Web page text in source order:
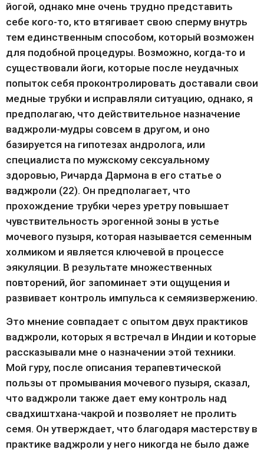
йогой, однако мне очень трудно представить
себе кого-то, кто втягивает свою сперму внутрь
тем единственным способом, который возможен
для подобной процедуры. Возможно, когда-то и
существовали йоги, которые после неудачных
попыток себя проконтролировать доставали свои
медные трубки и исправляли ситуацию, однако, я
предполагаю, что действительное назначение
ваджроли-мудры совсем в другом, и оно
базируется на гипотезах андролога, или
специалиста по мужскому сексуальному
здоровью, Ричарда Дармона в его статье о
ваджроли (22). Он предполагает, что
прохождение трубки через уретру повышает
чувствительность эрогенной зоны в устье
мочевого пузыря, которая называется семенным
холмиком и является ключевой в процессе
эякуляции. В результате множественных
повторений, йог запоминает эти ощущения и
развивает контроль импульса к семяизвержению.
Это мнение совпадает с опытом двух практиков
ваджроли, которых я встречал в Индии и которые
рассказывали мне о назначении этой техники.
Мой гуру, после описания терапевтической
пользы от промывания мочевого пузыря, сказал,
что ваджроли также дает ему контроль над
свадхиштхана-чакрой и позволяет не пролить
семя. Он утверждает, что благодаря мастерству в